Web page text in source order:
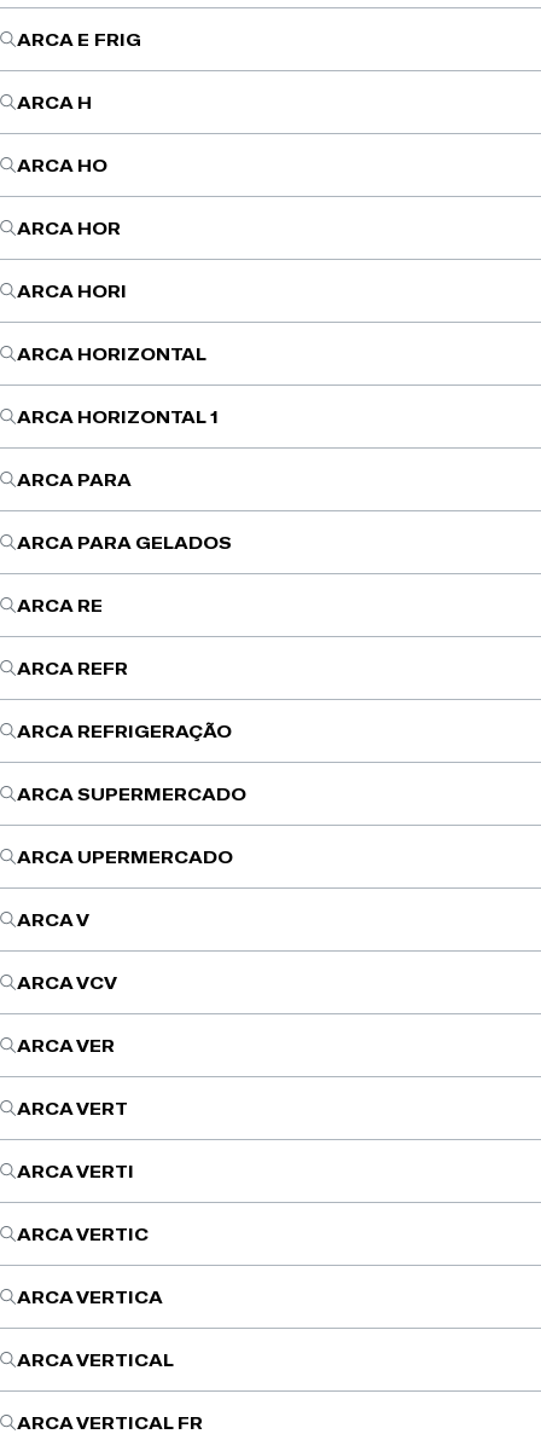
ARCA E FRIG
ARCA H
ARCA HO
ARCA HOR
ARCA HORI
ARCA HORIZONTAL
ARCA HORIZONTAL 1
ARCA PARA
ARCA PARA GELADOS
ARCA RE
ARCA REFR
ARCA REFRIGERAÇÃO
ARCA SUPERMERCADO
ARCA UPERMERCADO
ARCA V
ARCA VCV
ARCA VER
ARCA VERT
ARCA VERTI
ARCA VERTIC
ARCA VERTICA
ARCA VERTICAL
ARCA VERTICAL FR